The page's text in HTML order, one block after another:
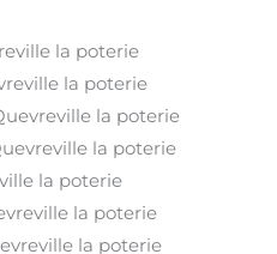
la poterie
la poterie
la poterie
la poterie
la poterie
la poterie
la poterie